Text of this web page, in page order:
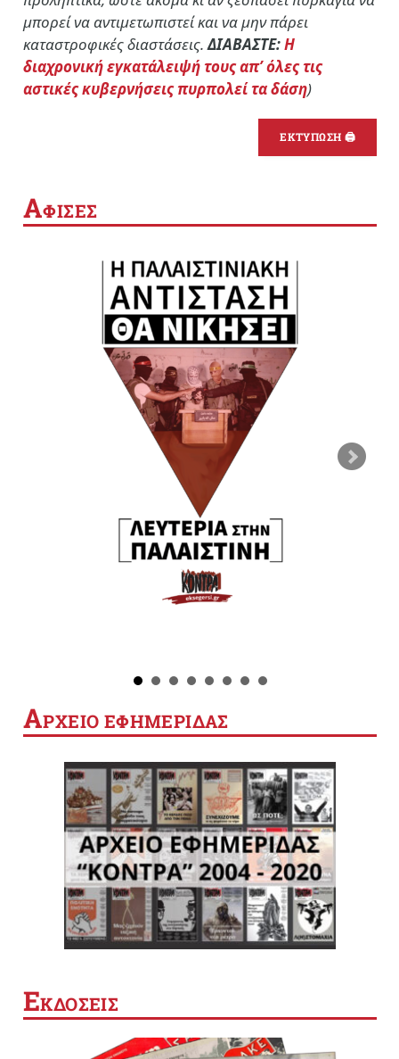
μπορεί να αντιμετωπιστεί και να μην πάρει
καταστροφικές διαστάσεις.ΔΙΑΒΑΣΤΕ:Η
διαχρονική εγκατάλειψή τους απ’ όλες τις
αστικές κυβερνήσεις πυρπολεί τα δάση)
ΕΚΤΥΠΩΣΗ 🖨
ΑΦΙΣΕΣ
ΑΡΧΕΙΟ ΕΦΗΜΕΡΙΔΑΣ
ΕΚΔΟΣΕΙΣ